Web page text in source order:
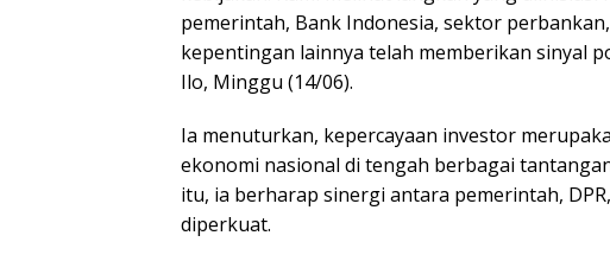
pemerintah, Bank Indonesia, sektor
kepentingan lainnya telah memberikan sinyal
Ilo, Minggu (14/06).
Ia menuturkan, kepercayaan investor
ekonomi nasional di tengah berbagai
itu, ia berharap sinergi antara pemerintah,
diperkuat.